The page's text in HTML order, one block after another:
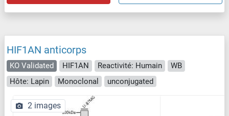
HIF1AN anticorps
KO Validated HIF1AN Reactivité: Humain
WB
Hôte: Lapin
Monoclonal unconjugated
2 images